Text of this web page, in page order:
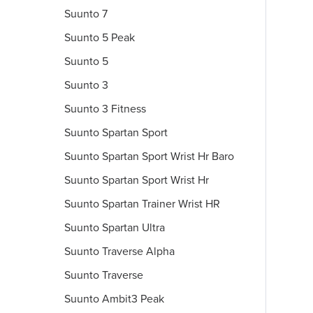
Suunto 7
Suunto 5 Peak
Suunto 5
Suunto 3
Suunto 3 Fitness
Suunto Spartan Sport
Suunto Spartan Sport Wrist Hr Baro
Suunto Spartan Sport Wrist Hr
Suunto Spartan Trainer Wrist HR
Suunto Spartan Ultra
Suunto Traverse Alpha
Suunto Traverse
Suunto Ambit3 Peak